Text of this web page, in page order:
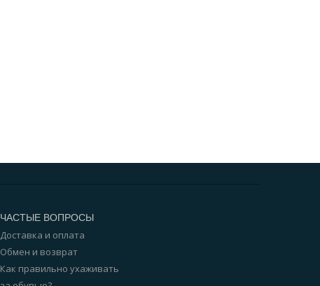
ЧАСТЫЕ ВОПРОСЫ
Доставка и оплата
Обмен и возврат
Как правильно ухаживать